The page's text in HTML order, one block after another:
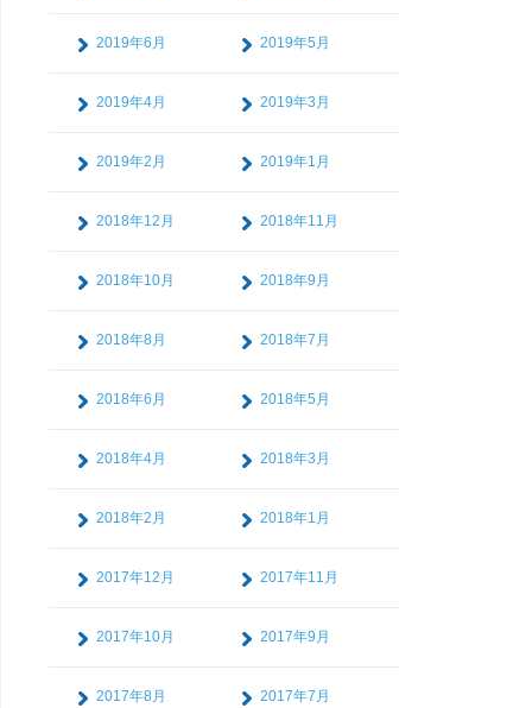
2019年6月 2019年5月
2019年4月 2019年3月
2019年2月 2019年1月
2018年12月 2018年11月
2018年10月 2018年9月
2018年8月 2018年7月
2018年6月 2018年5月
2018年4月 2018年3月
2018年2月 2018年1月
2017年12月 2017年11月
2017年10月 2017年9月
2017年8月 2017年7月